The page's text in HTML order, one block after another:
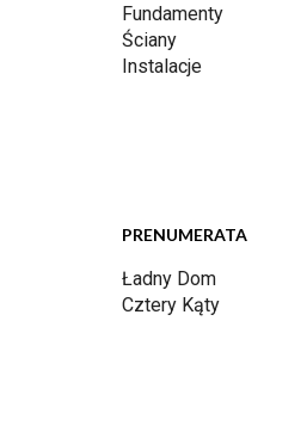
Fundamenty
Ściany
Instalacje
PRENUMERATA
Ładny Dom
Cztery Kąty